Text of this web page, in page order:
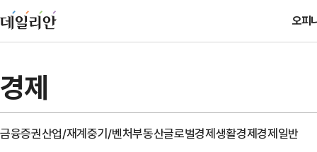
오피
경제
금융증권산업/재계중기/벤처부동산글로벌경제생활경제경제일반